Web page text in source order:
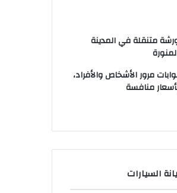
متنقلة في المدينة
مرور الأشخاص والأفراد،
منافسة
السيارات